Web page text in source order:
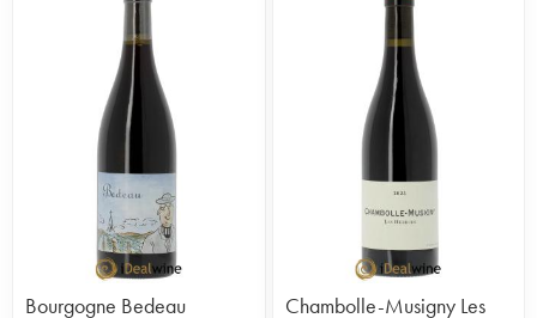
Bourgogne Bedeau
Chambolle-Musigny Les